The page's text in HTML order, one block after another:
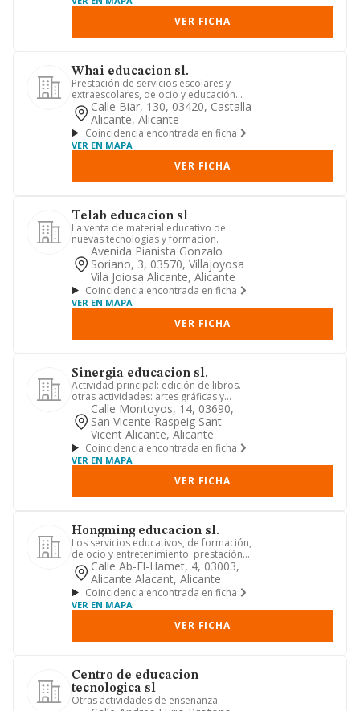
VER FICHA
Whai educacion sl.
Prestación de servicios escolares y
extraescolares, de ocio y educación
regulada y no reglada, espe...
Calle Biar, 130, 03420, Castalla
Alicante, Alicante
Coincidencia encontrada en ficha
VER EN MAPA
VER FICHA
Telab educacion sl
La venta de material educativo de
nuevas tecnologias y formacion.
Avenida Pianista Gonzalo
Soriano, 3, 03570, Villajoyosa
Vila Joiosa Alicante, Alicante
Coincidencia encontrada en ficha
VER EN MAPA
VER FICHA
Sinergia educacion sl.
Actividad principal: edición de libros.
otras actividades: artes gráficas y
reproducción de soporte...
Calle Montoyos, 14, 03690,
San Vicente Raspeig Sant
Vicent Alicante, Alicante
Coincidencia encontrada en ficha
VER EN MAPA
VER FICHA
Hongming educacion sl.
Los servicios educativos, de formación,
de ocio y entretenimiento. prestación
de servicios de enseñ...
Calle Ab-El-Hamet, 4, 03003,
Alicante Alacant, Alicante
Coincidencia encontrada en ficha
VER EN MAPA
VER FICHA
Centro de educacion
tecnologica sl
Otras actividades de enseñanza